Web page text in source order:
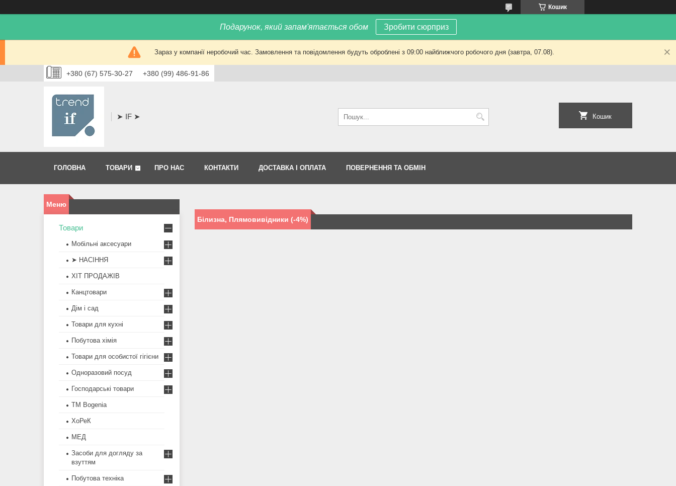
Кошик
Подарунок, який запам'ятається обом Зробити сюрприз
Зараз у компанії неробочий час. Замовлення та повідомлення будуть оброблені з 09:00 найближчого робочого дня (завтра, 07.08).
+380 (67) 575-30-27 +380 (99) 486-91-86
➤ IF ➤ Кошик
ГОЛОВНА ТОВАРИ ПРО НАС КОНТАКТИ ДОСТАВКА І ОПЛАТА ПОВЕРНЕННЯ ТА ОБМІН
Білизна, Плямовивідники (-4%)
Товари
Мобільні аксесуари
➤ НАСІННЯ
ХІТ ПРОДАЖІВ
Канцтовари
Дім і сад
Товари для кухні
Побутова хімія
Товари для особистої гігієни
Одноразовий посуд
Господарські товари
ТМ Bogenia
ХоРеК
МЕД
Засоби для догляду за
взуттям
Побутова техніка